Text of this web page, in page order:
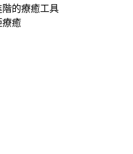
階的療癒工具
療癒